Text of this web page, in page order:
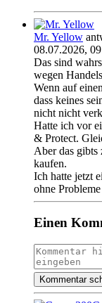
Mr. Yellow
08.07.2026,
Das sind
wegen
Wenn auf
dass keines
nicht nicht
Hatte ich vor
& Protect.
Aber das
kaufen.
Ich hatte jetzt
ohne
Einen
Kommentar